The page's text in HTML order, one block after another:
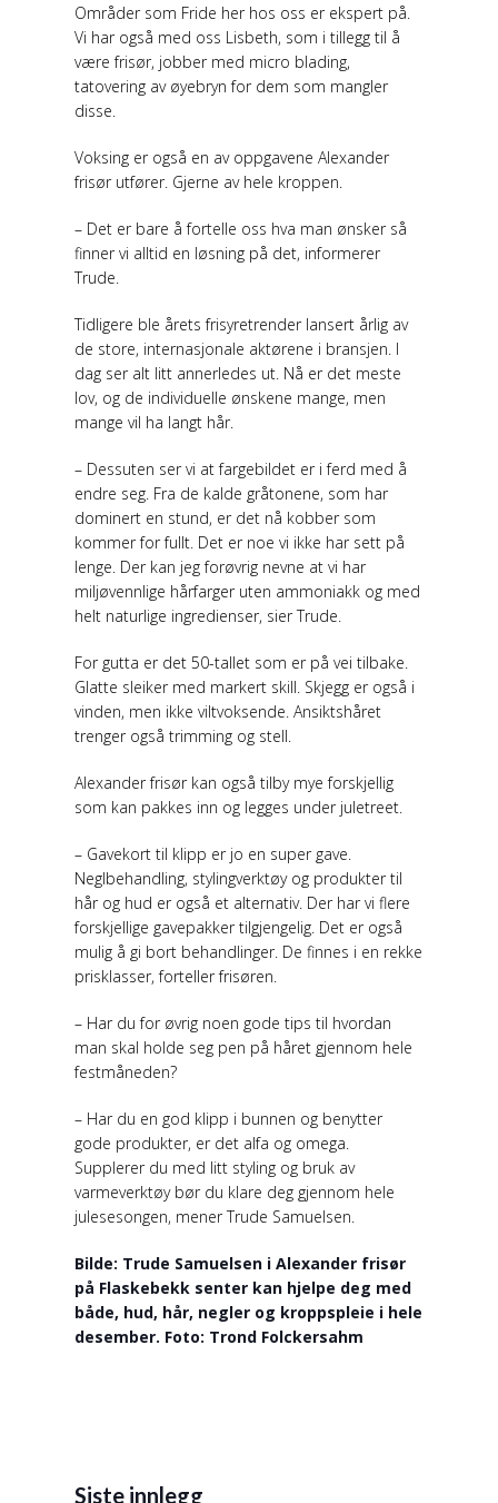
Områder som Fride her hos oss er ekspert på.
Vi har også med oss Lisbeth, som i tillegg til å
være frisør, jobber med micro blading,
tatovering av øyebryn for dem som mangler
disse.
Voksing er også en av oppgavene Alexander
frisør utfører. Gjerne av hele kroppen.
– Det er bare å fortelle oss hva man ønsker så
finner vi alltid en løsning på det, informerer
Trude.
Tidligere ble årets frisyretrender lansert årlig av
de store, internasjonale aktørene i bransjen. I
dag ser alt litt annerledes ut. Nå er det meste
lov, og de individuelle ønskene mange, men
mange vil ha langt hår.
– Dessuten ser vi at fargebildet er i ferd med å
endre seg. Fra de kalde gråtonene, som har
dominert en stund, er det nå kobber som
kommer for fullt. Det er noe vi ikke har sett på
lenge. Der kan jeg forøvrig nevne at vi har
miljøvennlige hårfarger uten ammoniakk og med
helt naturlige ingredienser, sier Trude.
For gutta er det 50-tallet som er på vei tilbake.
Glatte sleiker med markert skill. Skjegg er også i
vinden, men ikke viltvoksende. Ansiktshåret
trenger også trimming og stell.
Alexander frisør kan også tilby mye forskjellig
som kan pakkes inn og legges under juletreet.
– Gavekort til klipp er jo en super gave.
Neglbehandling, stylingverktøy og produkter til
hår og hud er også et alternativ. Der har vi flere
forskjellige gavepakker tilgjengelig. Det er også
mulig å gi bort behandlinger. De finnes i en rekke
prisklasser, forteller frisøren.
– Har du for øvrig noen gode tips til hvordan
man skal holde seg pen på håret gjennom hele
festmåneden?
– Har du en god klipp i bunnen og benytter
gode produkter, er det alfa og omega.
Supplerer du med litt styling og bruk av
varmeverktøy bør du klare deg gjennom hele
julesesongen, mener Trude Samuelsen.
Bilde: Trude Samuelsen i Alexander frisør
på Flaskebekk senter kan hjelpe deg med
både, hud, hår, negler og kroppspleie i hele
desember. Foto: Trond Folckersahm
Siste innlegg